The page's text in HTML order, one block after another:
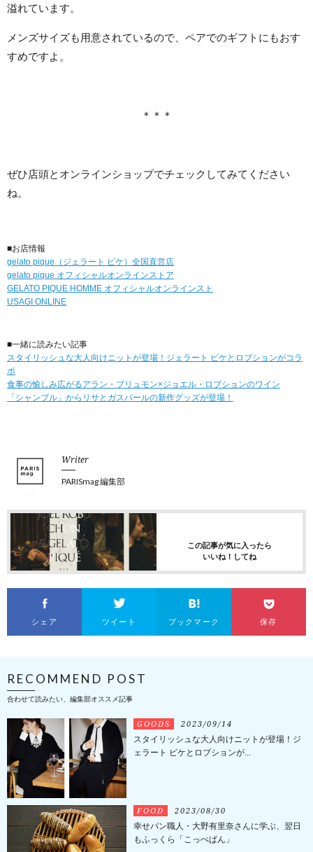
溢れています。
メンズサイズも用意されているので、ペアでのギフトにもおす
すめですよ。
＊＊＊
ぜひ店頭とオンラインショップでチェックしてみてください
ね。
■お店情報
gelato pique（ジェラート ピケ）全国直営店
gelato pique オフィシャルオンラインストア
GELATO PIQUE HOMME オフィシャルオンラインスト
USAGI ONLINE
■一緒に読みたい記事
スタイリッシュな大人向けニットが登場！ジェラート ピケとロブションがコラ
ボ
食事の愉しみ広がるアラン・ブリュモン×ジョエル・ロブションのワイン
「シャンブル」からリサとガスパールの新作グッズが登場！
Writer
PARISmag 編集部
この記事が気に入ったら
いいね！してね
シェア ツイート ブックマーク 保存
RECOMMEND POST
合わせて読みたい、編集部オススメ記事
GOODS 2023/09/14
スタイリッシュな大人向けニットが登場！ジ
ェラート ピケとロブションが...
FOOD 2023/08/30
幸せパン職人・大野有里奈さんに学ぶ、翌日
もふっくら「こっぺぱん」